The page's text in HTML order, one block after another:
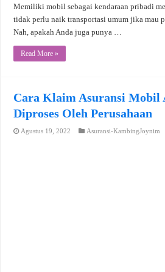
Memiliki mobil sebagai kendaraan pribadi
tidak perlu naik transportasi umum jika mau
Nah, apakah Anda juga punya …
Read More »
Cara Klaim Asuransi Mobil
Diproses Oleh Perusahaan
Agustus 19, 2022 Asuransi-KambingJoynim